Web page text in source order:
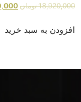
18,920,000 تومان
افزودن به سبد خرید